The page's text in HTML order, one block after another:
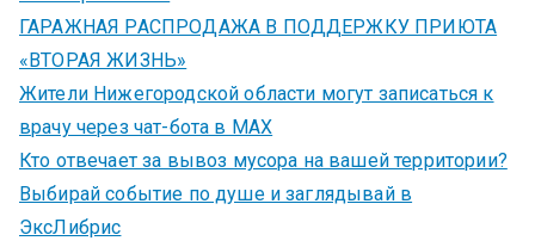
ГАРАЖНАЯ РАСПРОДАЖА В ПОДДЕРЖКУ ПРИЮТА
«ВТОРАЯ ЖИЗНЬ»
Жители Нижегородской области могут записаться к
врачу через чат-бота в MAX
Кто отвечает за вывоз мусора на вашей территории?
Выбирай событие по душе и заглядывай в
ЭксЛибрис